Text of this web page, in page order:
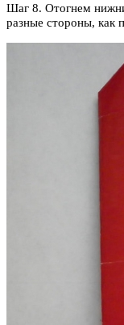
Шаг 8. Отогнем
разные стороны, как